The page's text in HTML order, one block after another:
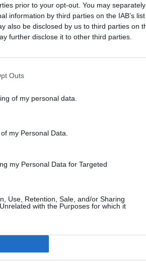
prior to your opt-out. You may
information by third parties on the IAB’s
also be disclosed by us to third parties on
further disclose it to other third parties.
Outs
of my personal data.
my Personal Data.
my Personal Data for Targeted
Use, Retention, Sale, and/or Sharing
with the Purposes for which it
sinistra perDarby